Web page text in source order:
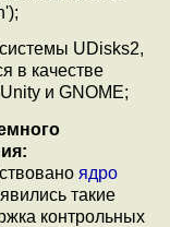
UDisks2,
в качестве
и GNOME;
ядро
такие
контрольных